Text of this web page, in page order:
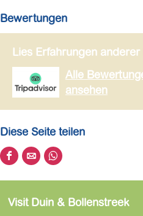
i
i
Bewertungen
Lies Erfahrungen
Alle
ansehen
Diese Seite teilen
D
i
s
D
i
s
D
i
s
Visit Duin & Bollenstreek